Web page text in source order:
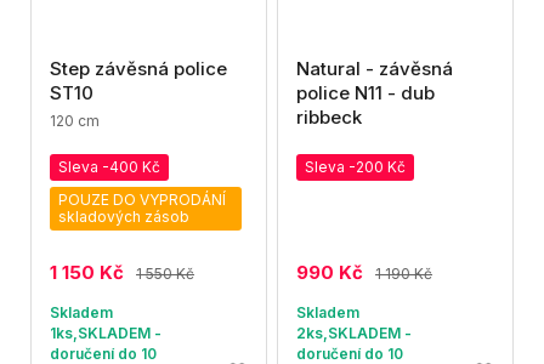
Step závěsná police
ST10
120 cm
Sleva -400 Kč
POUZE DO VYPRODÁNÍ
skladových zásob
1 150 Kč 1 550 Kč
Skladem
1ks,SKLADEM -
doručení do 10
Natural - závěsná
police N11 - dub
ribbeck
Sleva -200 Kč
990 Kč 1 190 Kč
Skladem
2ks,SKLADEM -
doručení do 10